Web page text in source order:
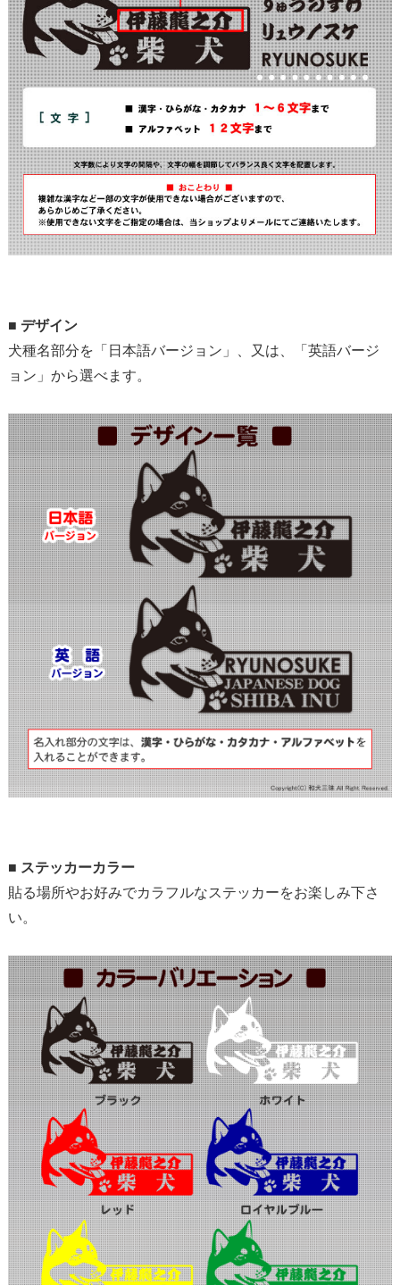
■ デザイン
犬種名部分を「日本語バージョン」、又は、「英語バージ
ョン」から選べます。
■ ステッカーカラー
貼る場所やお好みでカラフルなステッカーをお楽しみ下さ
い。